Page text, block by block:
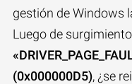
gestión de Windows
Luego de
(0x000000D5), ¿se